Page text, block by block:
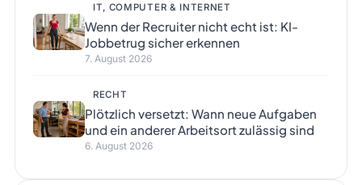
IT, COMPUTER & INTERNET
Wenn der Recruiter nicht echt ist: KI-
Jobbetrug sicher erkennen
7. August 2026
RECHT
Plötzlich versetzt: Wann neue Aufgaben
und ein anderer Arbeitsort zulässig sind
6. August 2026